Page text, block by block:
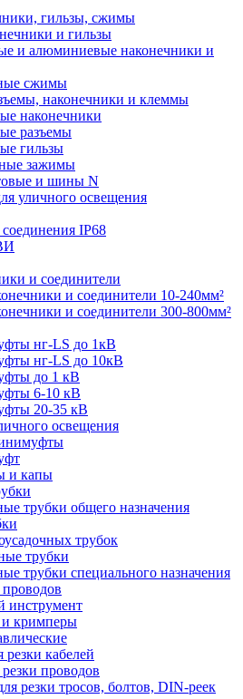
гильзы, сжимы
и гильзы
и алюминиевые наконечники и
сжимы
наконечники и клеммы
наконечники
разъемы
гильзы
зажимы
и шины N
уличного освещения
IP68
и соединители
и соединители 10-240мм²
и соединители 300-800мм²
нг-LS до 1кВ
нг-LS до 10кВ
до 1 кВ
6-10 кВ
20-35 кВ
освещения
и капы
трубки общего назначения
трубок
трубки
трубки специального назначения
инструмент
кримперы
кабелей
проводов
резки тросов, болтов, DIN-реек